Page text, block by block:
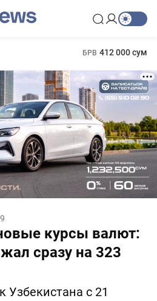
БРВ 412 000 сум
курсы валют:
сразу на 323
с 21